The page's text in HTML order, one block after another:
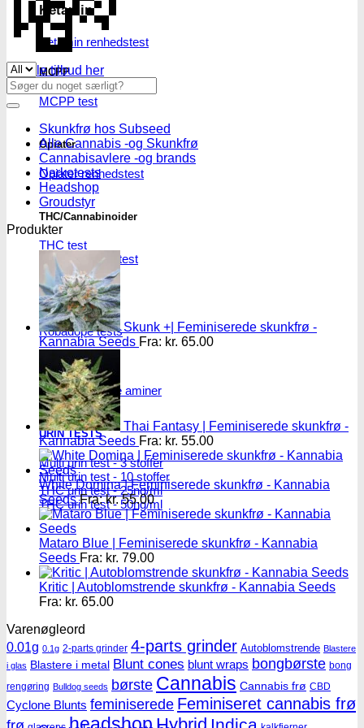
Ketamin
Ketamin renhedstest
MCPP
MCPP test
Opiater
Opiater renhedstest
THC/Cannabinoider
THC test
Cannabinoider test
Robadope
Robadope tests
Simons tests
Test af primære aminer
URIN TESTS
Multi urin test - 3 stoffer
Multi urin test - 10 stoffer
THC urin test - 25ng/ml
THC urin test - 50ng/ml
Se alle tilbud her
Søg
efter:
Skunkfrø hos Subseed
Alle Cannabis -og Skunkfrø
Cannabisavlere -og brands
Narkotests
Headshop
Groudstyr
Produkter
Skunk +| Feminiserede skunkfrø -
Kannabia Seeds Fra: kr. 65.00
Thai Fantasy | Feminiserede skunkfrø -
Kannabia Seeds Fra: kr. 55.00
White Domina | Feminiserede skunkfrø - Kannabia
Seeds Fra:kr.55.00
Mataro Blue | Feminiserede skunkfrø - Kannabia
Seeds Fra: kr. 79.00
Kritic | Autoblomstrende skunkfrø - Kannabia Seeds
Fra: kr. 65.00
Varenøgleord
0.01g 0.1g 2-parts grinder 4-parts grinder Autoblomstrende Blastere
i glas Blastere i metal Blunt cones blunt wraps bongbørste bong
rengøring Bulldog seeds børste Cannabis Cannabis frø CBD
Cyclone Blunts feminiserede Feminiseret cannabis frø
headshop Indica